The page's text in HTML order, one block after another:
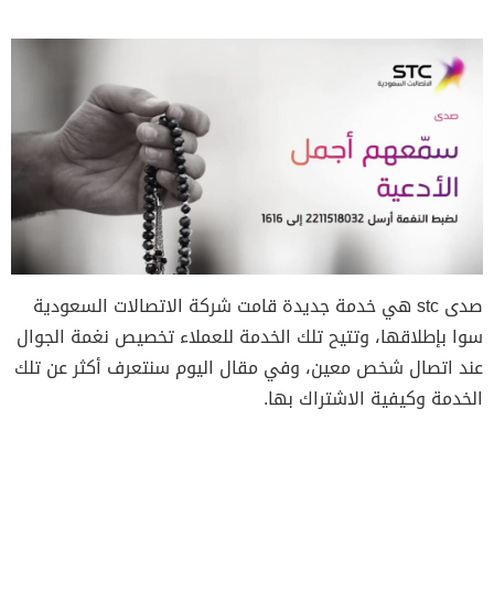
صدى stc هي خدمة جديدة قامت شركة الاتصالات السعودية
سوا بإطلاقها، وتتيح تلك الخدمة للعملاء تخصيص نغمة الجوال
عند اتصال شخص معين، وفي مقال اليوم سنتعرف أكثر عن تلك
الخدمة وكيفية الاشتراك بها.